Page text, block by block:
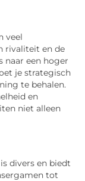
veel
rivaliteit en de
naar een hoger
je strategisch
te behalen.
en
niet alleen
divers en biedt
tot